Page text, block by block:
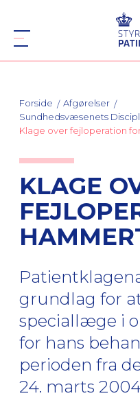
Forside
Afgørelser
Sundhedsvæsenets
Klage over fejloperation
KLAGE
grundlag for
speciallæge i
for hans
perioden fra
24. marts